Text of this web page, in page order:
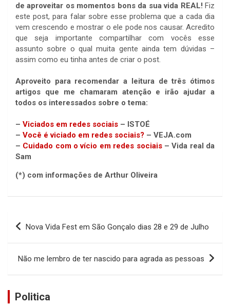
de aproveitar os momentos bons da sua vida REAL! Fiz
este post, para falar sobre esse problema que a cada dia
vem crescendo e mostrar o ele pode nos causar. Acredito
que seja importante compartilhar com vocês esse
assunto sobre o qual muita gente ainda tem dúvidas –
assim como eu tinha antes de criar o post.
Aproveito para recomendar a leitura de três ótimos
artigos que me chamaram atenção e irão ajudar a
todos os interessados sobre o tema:
– Viciados em redes sociais – ISTOÉ
– Você é viciado em redes sociais? – VEJA.com
– Cuidado com o vício em redes sociais– Vida real da
Sam
(*) com informações de Arthur Oliveira
Navegação
Nova Vida Fest em São Gonçalo dias 28 e 29 de Julho
Não me lembro de ter nascido para agrada as pessoas
Politica